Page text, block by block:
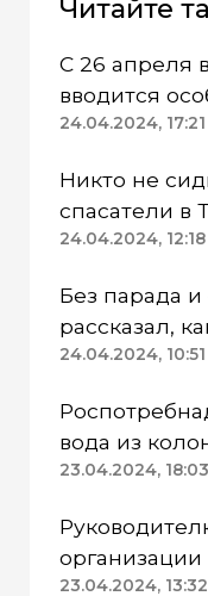
Читайте
С 26 апреля
вводится
режим
24.04.2024, 17:21
Никто не
спасатели в
работают в
24.04.2024, 12:18
Без парада и
рассказал,
24.04.2024, 10:51
вода из
Казанском
23.04.2024, 18:03
23.04.2024, 13:32